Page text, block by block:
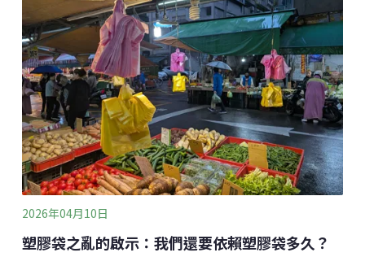
2026年04月10日
塑膠袋之亂的啟示：我們還要依賴塑膠袋多久？